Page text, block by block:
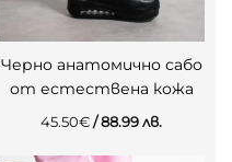
Черно анатомично сабо
от естествена кожа
45.50€ / 88.99 лв.